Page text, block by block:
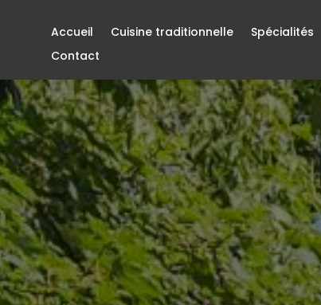
Accueil Cuisine traditionnelle Spécialités
Contact